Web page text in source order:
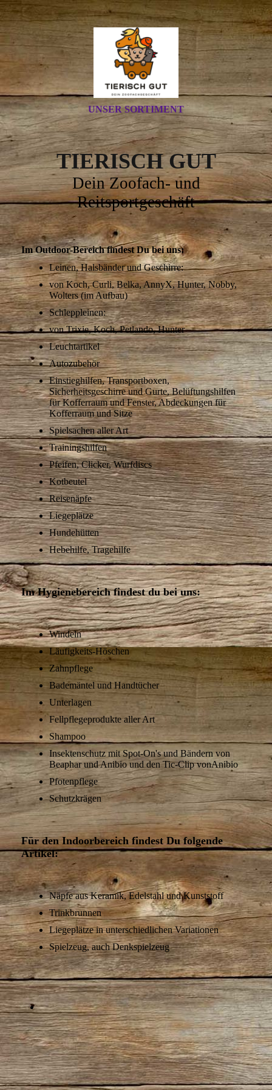
UNSER SORTIMENT
TIERISCH GUT
Dein Zoofach- und
Reitsportgeschäft
Im Outdoor-Bereich findest Du bei uns:
Leinen, Halsbänder und Geschirre:
von Koch, Curli, Belka, AnnyX, Hunter, Nobby,
Wolters (im Aufbau)
Schleppleinen:
von Trixie, Koch, Petlando, Hunter
Leuchtartikel
Autozubehör
Einstieghilfen, Transportboxen,
Sicherheitsgeschirre und Gurte, Belüftungshilfen
für Kofferraum und Fenster, Abdeckungen für
Kofferraum und Sitze
Spielsachen aller Art
Trainingshilfen
Pfeifen, Clicker, Wurfdiscs
Kotbeutel
Reisenäpfe
Liegeplätze
Hundehütten
Hebehilfe, Tragehilfe
Im Hygienebereich findest du bei uns:
Windeln
Läufigkeits-Höschen
Zahnpflege
Bademäntel und Handtücher
Unterlagen
Fellpflegeprodukte aller Art
Shampoo
Insektenschutz mit Spot-On's und Bändern von
Beaphar und Anibio und den Tic-Clip vonAnibio
Pfotenpflege
Schutzkrägen
Für den Indoorbereich findest Du folgende
Artikel:
Näpfe aus Keramik, Edelstahl und Kunststoff
Trinkbrunnen
Liegeplätze in unterschiedlichen Variationen
Spielzeug, auch Denkspielzeug